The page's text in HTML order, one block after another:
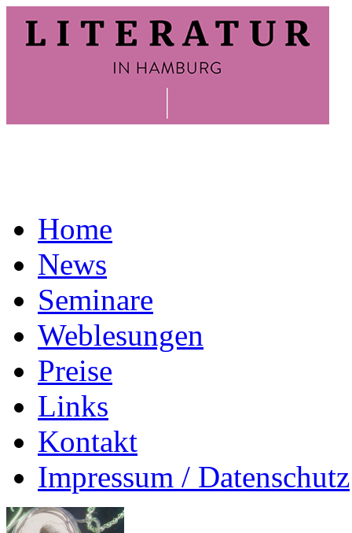
Home
News
Seminare
Weblesungen
Preise
Links
Kontakt
Impressum / Datenschutz